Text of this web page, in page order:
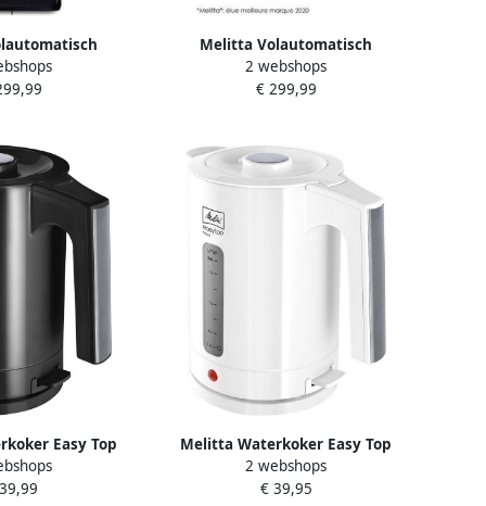
Solo E950-201
caffè crema &
Melitta Volautomatisch
koffiezetapparaat Solo E950-201
zwart Perfect voor caffè crema &
2 webshops
€ 299,99
Easy Top
Zwart
Melitta Waterkoker Easy Top
Aqua Wit
2 webshops
€ 39,95